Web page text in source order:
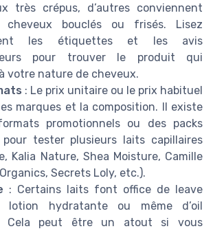
très crépus, d’autres conviennent
cheveux bouclés ou frisés. Lisez
les étiquettes et les avis
pour trouver le produit qui
votre nature de cheveux.
: Le prix unitaire ou le prix habituel
marques et la composition. Il existe
promotionnels ou des packs
pour tester plusieurs laits capillaires
Kalia Nature, Shea Moisture, Camille
Secrets Loly, etc.).
: Certains laits font office de leave
lotion hydratante ou même d’oil
Cela peut être un atout si vous